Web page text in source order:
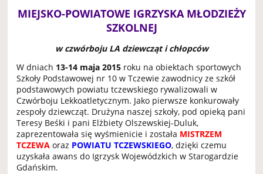
MIEJSKO-POWIATOWE IGRZYSKA MŁODZIEŻY
SZKOLNEJ
w czwórboju LA dziewcząt i chłopców
W dniach 13-14 maja 2015 roku na obiektach sportowych
Szkoły Podstawowej nr 10 w Tczewie zawodnicy ze szkół
podstawowych powiatu tczewskiego rywalizowali w
Czwórboju Lekkoatletycznym. Jako pierwsze konkurowały
zespoły dziewcząt. Drużyna naszej szkoły, pod opieką pani
Teresy Beśki i pani Elżbiety Olszewskiej-Duluk,
zaprezentowała się wyśmienicie i została MISTRZEM
TCZEWA oraz POWIATU TCZEWSKIEGO, dzięki czemu
uzyskała awans do Igrzysk Wojewódzkich w Starogardzie
Gdańskim.